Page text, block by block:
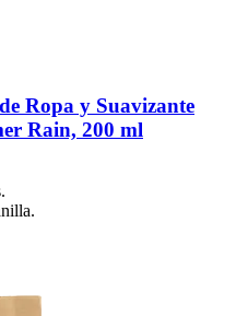
Ropa y Suavizante
Rain, 200 ml